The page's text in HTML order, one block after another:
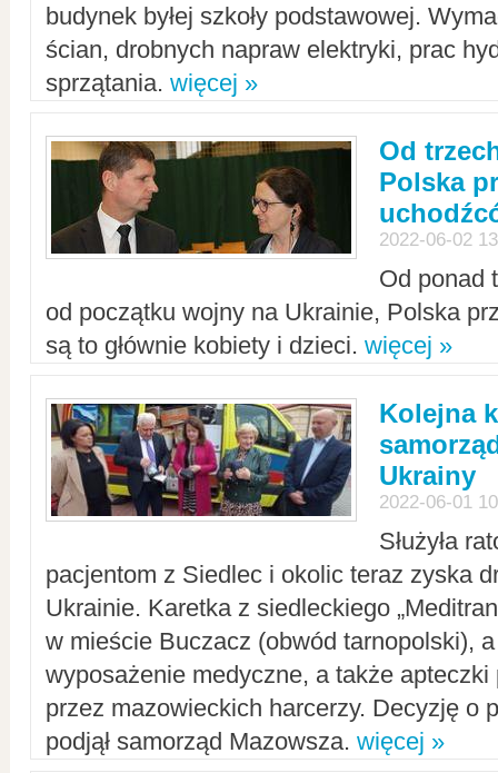
budynek byłej szkoły podstawowej.
ścian, drobnych napraw elektryki, prac
sprzątania. więcej »
Od
Polska
2022-06-02
Od ponad
od początku wojny na Ukrainie, Polska
są to głównie kobiety i dzieci. więcej »
Kolejna
Ukrainy
2022-06-01
Służyła
pacjentom z Siedlec i okolic teraz zyska
Ukrainie. Karetka z siedleckiego
w mieście Buczacz (obwód tarnopolski),
wyposażenie medyczne, a także apteczki
przez mazowieckich harcerzy. Decyzję o
podjął samorząd Mazowsza. więcej »